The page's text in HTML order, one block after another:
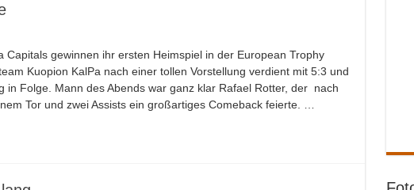
Capitals gewinnen ihr ersten Heimspiel in der European Trophy
Kuopion KalPa nach einer tollen Vorstellung verdient mit 5:3 und
in Folge. Mann des Abends war ganz klar Rafael Rotter, der nach
Tor und zwei Assists ein großartiges Comeback feierte. …